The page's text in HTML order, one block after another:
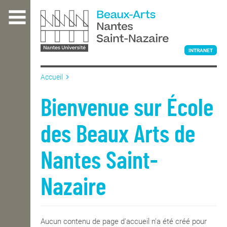
contenu
L'ÉCOLE
ENSEIGNEMENT
INTERNATIONAL
INTRANET
Accueil
Bienvenue sur École
des Beaux Arts de
Nantes Saint-
Nazaire
Aucun contenu de page d'accueil n'a été créé pour